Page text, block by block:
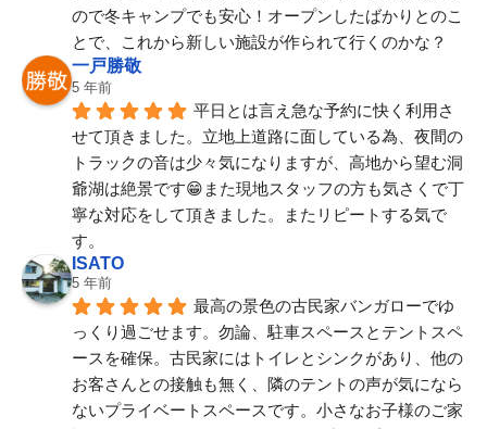
ので冬キャンプでも安心！オープンしたばかりとのこ
とで、これから新しい施設が作られて行くのかな？
一戸勝敬
5 年前
平日とは言え急な予約に快く利用さ
せて頂きました。立地上道路に面している為、夜間の
トラックの音は少々気になりますが、高地から望む洞
爺湖は絶景です😁また現地スタッフの方も気さくで丁
寧な対応をして頂きました。またリピートする気で
す。
ISATO
5 年前
最高の景色の古民家バンガローでゆ
っくり過ごせます。勿論、駐車スペースとテントスペ
ースを確保。古民家にはトイレとシンクがあり、他の
お客さんとの接触も無く、隣のテントの声が気になら
ないプライベートスペースです。小さなお子様のご家